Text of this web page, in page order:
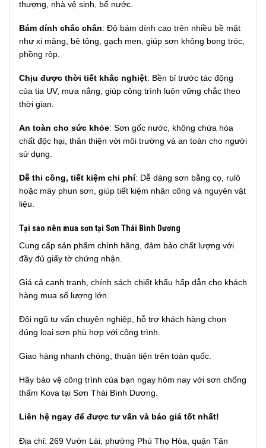
thượng, nhà vệ sinh, bể nước.
Bám dính chắc chắn: Độ bám dính cao trên nhiều bề mặt
như xi măng, bê tông, gạch men, giúp sơn không bong tróc,
phồng rộp.
Chịu được thời tiết khắc nghiệt: Bền bỉ trước tác động
của tia UV, mưa nắng, giúp công trình luôn vững chắc theo
thời gian.
An toàn cho sức khỏe: Sơn gốc nước, không chứa hóa
chất độc hại, thân thiện với môi trường và an toàn cho người
sử dụng.
Dễ thi công, tiết kiệm chi phí: Dễ dàng sơn bằng cọ, rulô
hoặc máy phun sơn, giúp tiết kiệm nhân công và nguyên vật
liệu.
Tại sao nên mua sơn tại Sơn Thái Bình Dương
Cung cấp sản phẩm chính hãng, đảm bảo chất lượng với
đầy đủ giấy tờ chứng nhận.
Giá cả cạnh tranh, chính sách chiết khấu hấp dẫn cho khách
hàng mua số lượng lớn.
Đội ngũ tư vấn chuyên nghiệp, hỗ trợ khách hàng chọn
đúng loại sơn phù hợp với công trình.
Giao hàng nhanh chóng, thuận tiện trên toàn quốc.
Hãy bảo vệ công trình của bạn ngay hôm nay với sơn chống
thấm Kova tại Sơn Thái Bình Dương.
Liên hệ ngay để được tư vấn và báo giá tốt nhất!
Địa chỉ: 269 Vườn Lài, phường Phú Thọ Hòa, quận Tân